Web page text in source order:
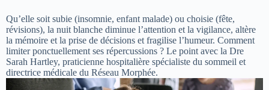
Qu’elle soit subie (insomnie, enfant malade) ou choisie (fête,
révisions), la nuit blanche diminue l’attention et la vigilance, altère
la mémoire et la prise de décisions et fragilise l’humeur. Comment
limiter ponctuellement ses répercussions ? Le point avec la Dre
Sarah Hartley, praticienne hospitalière spécialiste du sommeil et
directrice médicale du Réseau Morphée.